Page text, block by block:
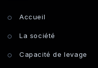
Accueil
La société
Capacité de levage